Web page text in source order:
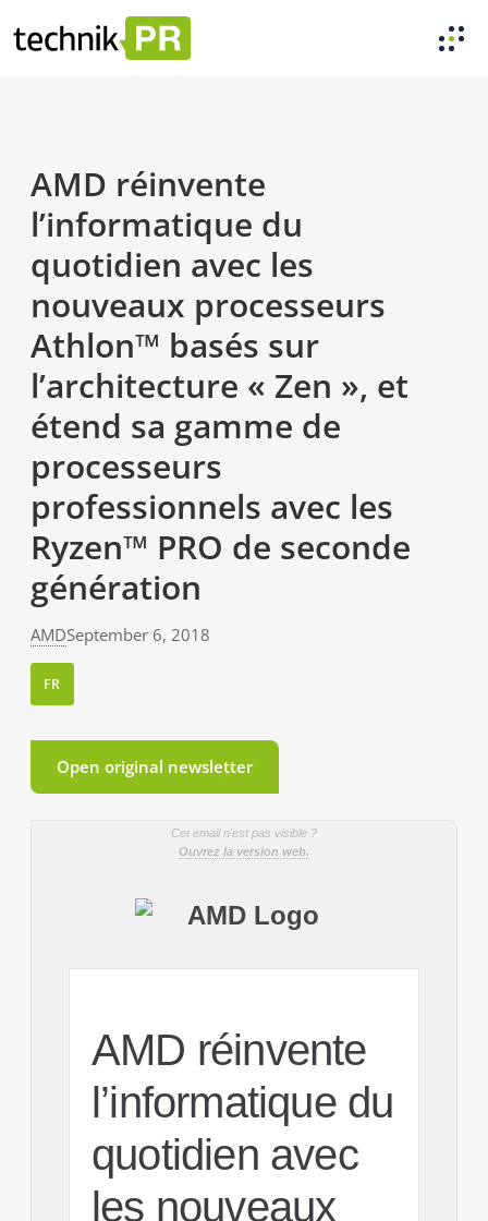
AMD réinvente
l’informatique du
quotidien avec les
nouveaux processeurs
Athlon™ basés sur
l’architecture « Zen », et
étend sa gamme de
processeurs
professionnels avec les
Ryzen™ PRO de seconde
génération
AMDSeptember 6, 2018
FR
Open original newsletter